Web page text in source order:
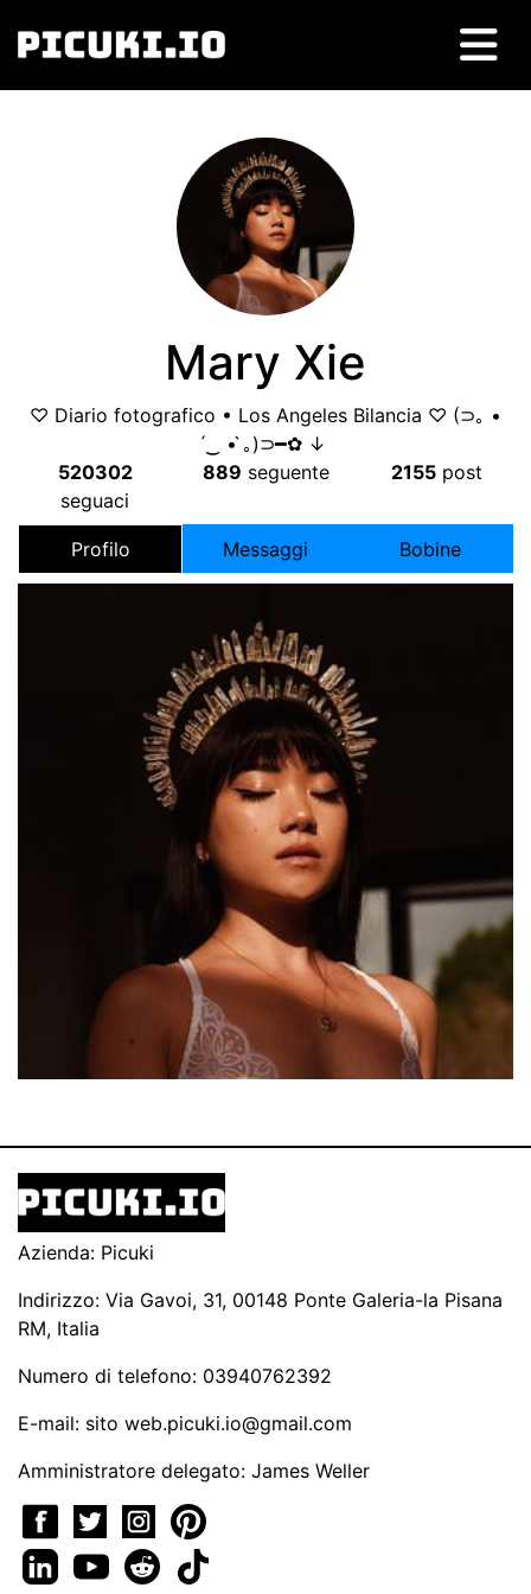
Mary Xie
♡ Diario fotografico • Los Angeles Bilancia ♡ (⊃｡ •
́‿ • ̀｡)⊃━✿ ↓
520302
seguaci
889 seguente 2155post
Profilo Messaggi Bobine
Azienda: Picuki
Indirizzo: Via Gavoi, 31, 00148 Ponte Galeria-la Pisana
RM, Italia
Numero di telefono: 03940762392
E-mail: sito web.picuki.io@gmail.com
Amministratore delegato: James Weller